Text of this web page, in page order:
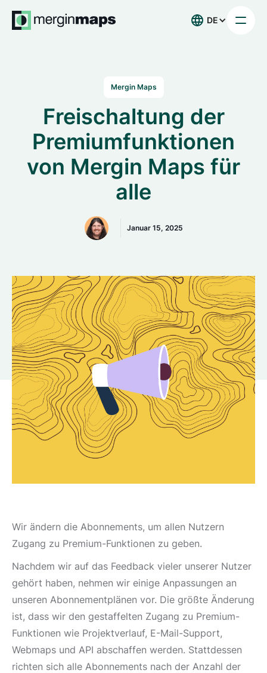
DE
Mergin Maps
Freischaltung der
Premiumfunktionen
von Mergin Maps für
alle
Januar 15, 2025
Wir ändern die Abonnements, um allen Nutzern
Zugang zu Premium-Funktionen zu geben.
Nachdem wir auf das Feedback vieler unserer Nutzer
gehört haben, nehmen wir einige Anpassungen an
unseren Abonnementplänen vor. Die größte Änderung
ist, dass wir den gestaffelten Zugang zu Premium-
Funktionen wie Projektverlauf, E-Mail-Support,
Webmaps und API abschaffen werden. Stattdessen
richten sich alle Abonnements nach der Anzahl der